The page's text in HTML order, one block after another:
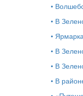
•
• В
•
• В
• В
• В